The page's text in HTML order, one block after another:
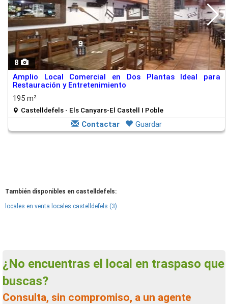
8
Amplio Local Comercial en Dos Plantas Ideal para
Restauración y Entretenimiento
195 m²
Castelldefels - Els Canyars-El Castell I Poble
Contactar Guardar
También disponibles en castelldefels:
locales en venta locales castelldefels (3)
¿No encuentras el local en traspaso que
buscas?
Consulta, sin compromiso, a un agente